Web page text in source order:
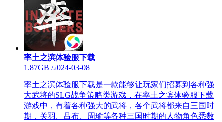
率土之滨体验服下载
1.87GB /2024-03-08
率土之滨体验服下载是一款能够让玩家们招募到各种强
大武将的SLG战争策略类游戏，在率土之滨体验服下载
游戏中，有着各种强大的武将，各个武将都来自三国时
期，关羽、吕布、周瑜等各种三国时期的人物角色悉数